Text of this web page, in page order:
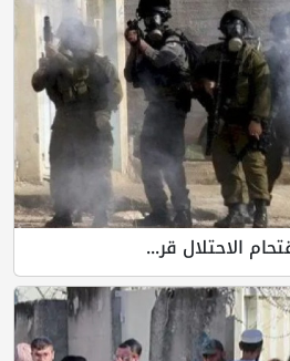
الاحتلال قر...